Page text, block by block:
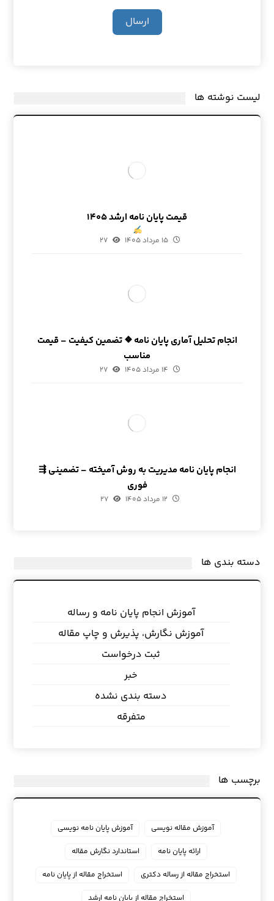
ارسال
لیست نوشته ها
قیمت پایان نامه ارشد ۱۴۰۵
۱۵ مرداد ۱۴۰۵ ۲۷
انجام تحلیل آماری پایان نامه ❖ تضمین کیفیت – قیمت
مناسب
۱۴ مرداد ۱۴۰۵ ۲۷
انجام پایان نامه مدیریت به روش آمیخته – تضمینی ⇶
فوری
۱۲ مرداد ۱۴۰۵ ۲۷
دسته بندی ها
آموزش انجام پایان نامه و رساله
آموزش نگارش، پذیرش و چاپ مقاله
ثبت درخواست
خبر
دسته بندی نشده
متفرقه
برچسب ها
آموزش مقاله نویسی
آموزش پایان نامه نویسی
ارائه پایان نامه
استاندارد نگارش مقاله
استخراج مقاله از رساله دکتری
استخراج مقاله از پایان نامه
استخراج مقاله از پایان نامه ارشد